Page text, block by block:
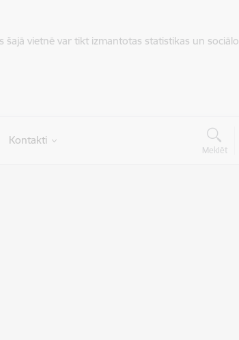
vietnē var tikt izmantotas statistikas un
Kontakti
Meklēt